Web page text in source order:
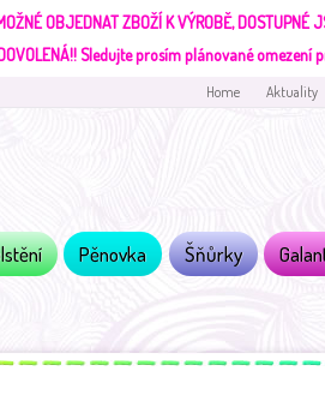
OBJEDNAT ZBOŽÍ K VÝROBĚ, DOSTUPNÉ
Sledujte prosím plánované omezení
Home Aktuality
Pěnovka Šňůrky